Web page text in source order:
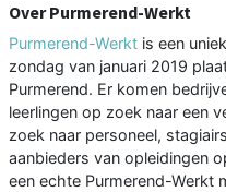
Over Purmerend-Werkt
Purmerend-Werkt is een
zondag van januari 2019
Purmerend. Er komen
leerlingen op zoek naar een
zoek naar personeel,
aanbieders van opleidingen
een echte Purmerend-Werkt